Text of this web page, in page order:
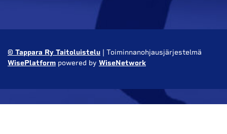
© Tappara Ry Taitoluistelu | Toiminnanohjausjärjestelmä
WisePlatform powered by WiseNetwork